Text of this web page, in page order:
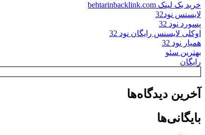
خرید بک لینک behtarinbacklink.com
لایسنس نود32
پسورد نود 32
اوکلی لایسنس رایگان نود 32
همیار نود 32
بهترین سئو
رایگان
آخرین دیدگاه‌ها
بایگانی‌ها